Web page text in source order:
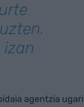
agentzia